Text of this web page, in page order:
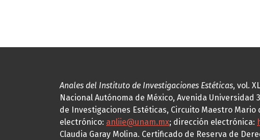
Anales del Instituto de Investigaciones Estéticas, vol.
Nacional Autónoma de México, Avenida Universidad
de Investigaciones Estéticas, Circuito Maestro Mario
electrónico: anliie@unam.mx; dirección electrónica:
Claudia Garay Molina. Certificado de Reserva de